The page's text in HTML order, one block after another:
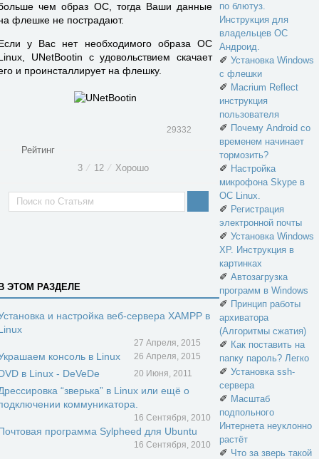
чем образ ОС, тогда Ваши данные
флешке не пострадают.
у Вас нет необходимого образа ОС
UNetBootin с удовольствием скачает
и проинсталлирует на флешку.
29332
Рейтинг
3 ⁄ 12 ⁄ Хорошо
ЭТОМ РАЗДЕЛЕ
и настройка веб-сервера XAMPP в
27 Апреля, 2015
консоль в Linux 26 Апреля, 2015
в Linux - DeVeDe 20 Июня, 2011
“зверька” в Linux или ещё о
коммуникатора.
16 Сентября, 2010
программа Sylpheed для Ubuntu
16 Сентября, 2010
по блютуз.
Инструкция для
владельцев ОС
Андроид.
✐ Установка Windows
с флешки
✐ Macrium Reflect
инструкция
пользователя
✐ Почему Android со
временем начинает
тормозить?
✐ Настройка
микрофона Skype в
ОС Linux.
✐ Регистрация
электронной почты
✐ Установка Windows
XP. Инструкция в
картинках
✐ Автозагрузка
программ в Windows
✐ Принцип работы
архиватора
(Алгоритмы сжатия)
✐ Как поставить на
папку пароль? Легко
✐ Установка ssh-
сервера
✐ Масштаб
подпольного
Интернета неуклонно
растёт
✐ Что за зверь такой